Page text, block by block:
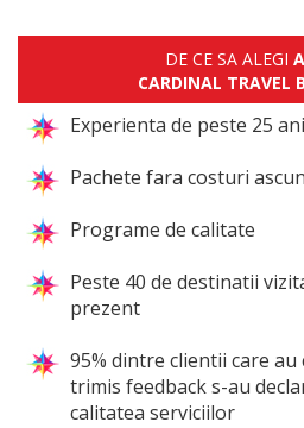
DE CE SA ALEGI
CARDINAL TRAVEL
Experienta de peste 25
Pachete fara costuri
Programe de calitate
Peste 40 de destinatii
prezent
95% dintre clientii care
trimis feedback s-au
calitatea serviciilor